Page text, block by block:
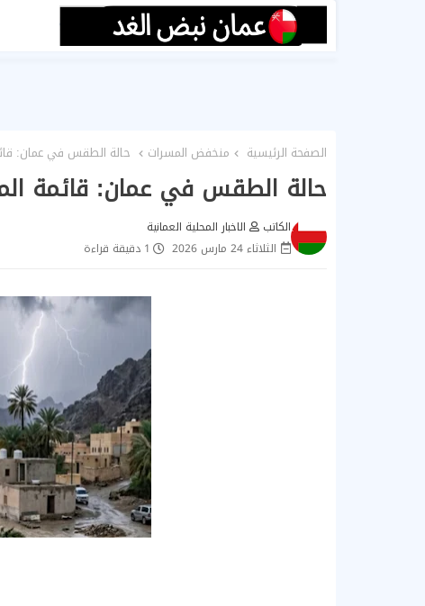
الصفحة الرئيسية منخفض المسرات حالة الطقس في عمان:
حالة الطقس في عمان: قائمة
الكاتب
الاخبار المحلية العمانية
الثلاثاء 24 مارس 2026
1 دقيقة قراءة